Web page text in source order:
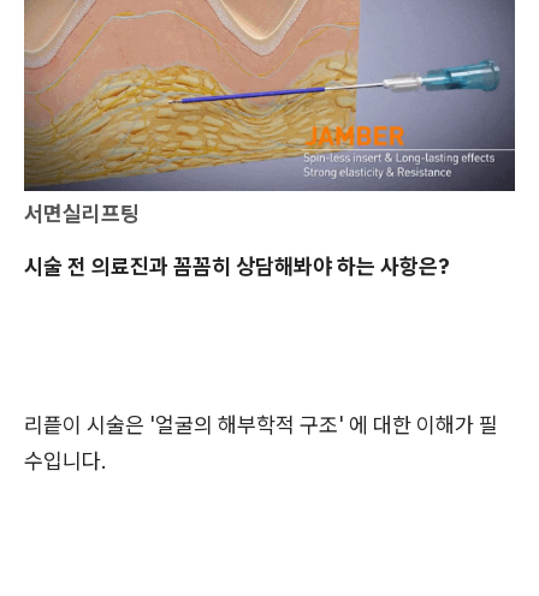
서면실리프팅
시술 전 의료진과 꼼꼼히 상담해봐야 하는 사항은?
리픝이 시술은 '얼굴의 해부학적 구조' 에 대한 이해가 필
수입니다.